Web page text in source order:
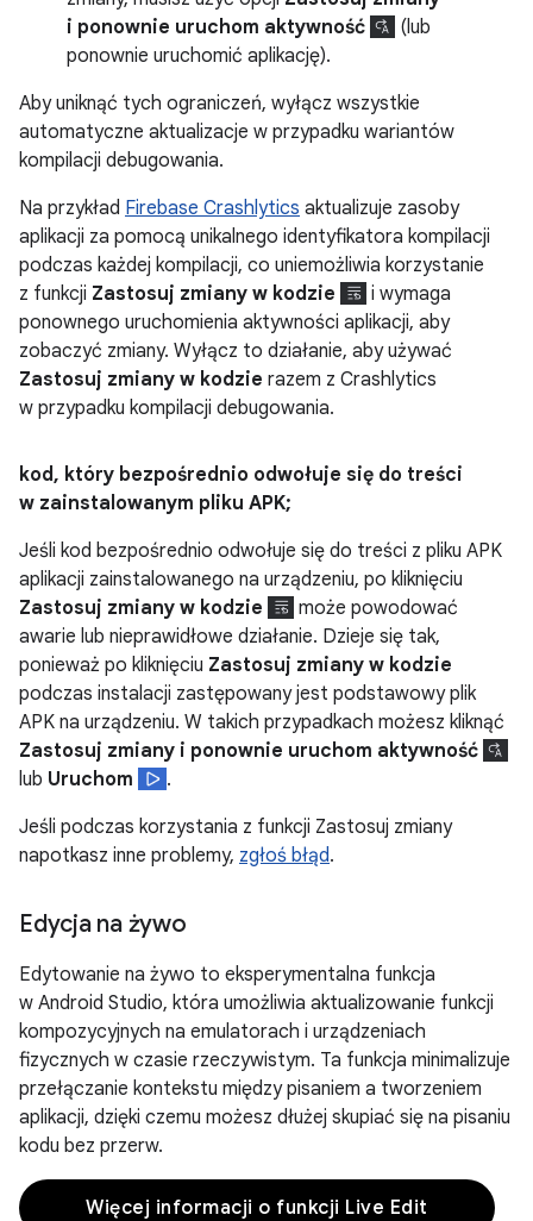
i ponownie uruchom aktywność
(lub
ponownie uruchomić aplikację).
Aby uniknąć tych ograniczeń, wyłącz wszystkie
automatyczne aktualizacje w przypadku wariantów
kompilacji debugowania.
Na przykład Firebase Crashlytics aktualizuje zasoby
aplikacji za pomocą unikalnego identyfikatora kompilacji
podczas każdej kompilacji, co uniemożliwia korzystanie
z funkcji Zastosuj zmiany w kodzie
i wymaga
ponownego uruchomienia aktywności aplikacji, aby
zobaczyć zmiany. Wyłącz to działanie, aby używać
Zastosuj zmiany w kodzie razem z Crashlytics
w przypadku kompilacji debugowania.
kod , który bezpośrednio odwołuje się do treści
w zainstalowanym pliku APK;
Jeśli kod bezpośrednio odwołuje się do treści z pliku APK
aplikacji zainstalowanego na urządzeniu, po kliknięciu
Zastosuj zmiany w kodzie
może powodować
awarie lub nieprawidłowe działanie. Dzieje się tak,
ponieważ po kliknięciu Zastosuj zmiany w kodzie
podczas instalacji zastępowany jest podstawowy plik
APK na urządzeniu. W takich przypadkach możesz kliknąć
Zastosuj zmiany i ponownie uruchom aktywność
lub Uruchom
.
Jeśli podczas korzystania z funkcji Zastosuj zmiany
napotkasz inne problemy, zgłoś błąd.
Edycja na żywo
Edytowanie na żywo to eksperymentalna funkcja
w Android Studio, która umożliwia aktualizowanie funkcji
kompozycyjnych na emulatorach i urządzeniach
fizycznych w czasie rzeczywistym. Ta funkcja minimalizuje
przełączanie kontekstu między pisaniem a tworzeniem
aplikacji, dzięki czemu możesz dłużej skupiać się na pisaniu
kodu bez przerw.
Więcej informacji o funkcji Live Edit